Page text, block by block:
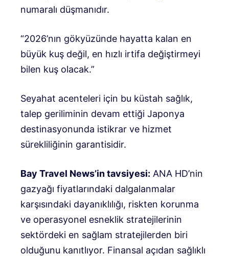
numaralı düşmanıdır.
“2026’nın gökyüzünde hayatta kalan en
büyük kuş değil, en hızlı irtifa değiştirmeyi
bilen kuş olacak.”
Seyahat acenteleri için bu küstah sağlık,
talep geriliminin devam ettiği Japonya
destinasyonunda istikrar ve hizmet
sürekliliğinin garantisidir.
Bay Travel News’in tavsiyesi: ANA HD’nin
gazyağı fiyatlarındaki dalgalanmalar
karşısındaki dayanıklılığı, riskten korunma
ve operasyonel esneklik stratejilerinin
sektördeki en sağlam stratejilerden biri
olduğunu kanıtlıyor. Finansal açıdan sağlıklı